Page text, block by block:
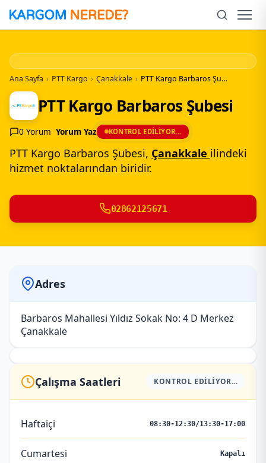
İçeriğe
Geç
Ana Sayfa › PTT Kargo › Çanakkale › PTT Kargo Barbaros Şubesi
PTT Kargo Barbaros Şubesi
0 Yorum Yorum Yaz KONTROL EDILIYOR...
PTT Kargo Barbaros Şubesi, Çanakkale ilindeki
hizmet noktalarından biridir.
02862125671
Adres
Barbaros Mahallesi Yıldız Sokak No: 4 D Merkez
Çanakkale
Çalışma Saatleri KONTROL EDILIYOR...
Haftaiçi 08:30-12:30/13:30-17:00
Cumartesi Kapalı